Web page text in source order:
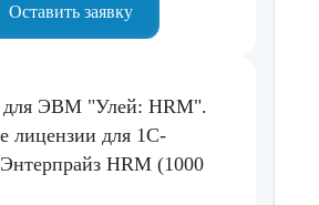
Оставить заявку
для ЭВМ "Улей: HRM".
лицензии для 1С-
HRM (1000